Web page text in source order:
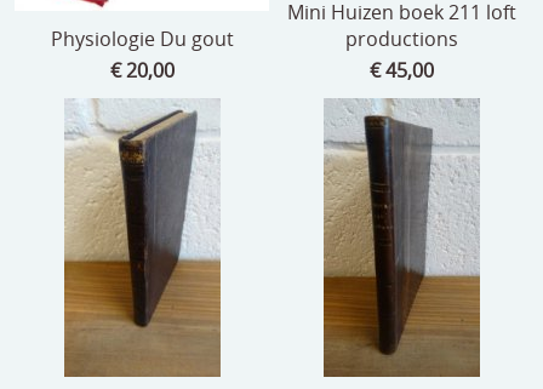
Physiologie Du gout
€ 20,00
Mini Huizen boek 211 loft
productions
€ 45,00